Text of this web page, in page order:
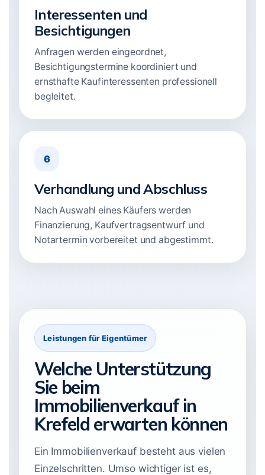
Interessenten und
Besichtigungen
Anfragen werden eingeordnet,
Besichtigungstermine koordiniert und
ernsthafte Kaufinteressenten professionell
begleitet.
6
Verhandlung und Abschluss
Nach Auswahl eines Käufers werden
Finanzierung, Kaufvertragsentwurf und
Notartermin vorbereitet und abgestimmt.
Leistungen für Eigentümer
Welche Unterstützung
Sie beim
Immobilienverkauf in
Krefeld erwarten können
Ein Immobilienverkauf besteht aus vielen
Einzelschritten. Umso wichtiger ist es,